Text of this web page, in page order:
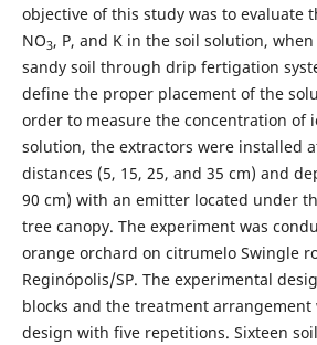
objective of this study was to evaluate
NO3, P, and K in the soil solution,
sandy soil through drip fertigation
define the proper placement of the
order to measure the concentration of
solution, the extractors were installed
distances (5, 15, 25, and 35 cm) and
90 cm) with an emitter located under
tree canopy. The experiment was
orange orchard on citrumelo Swingle
Reginópolis/SP. The experimental
blocks and the treatment arrangement
design with five repetitions. Sixteen